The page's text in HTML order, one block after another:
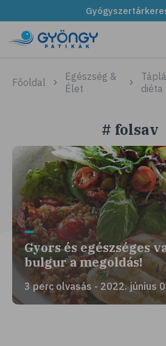
Főoldal
Egészség &
Élet
diéta
# folsav
Gyors és egészséges
bulgur a megoldás!
3 perc olvasás - 2022. június